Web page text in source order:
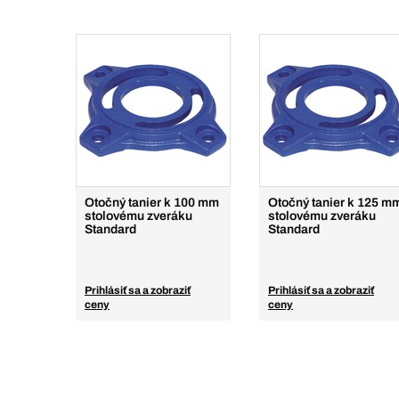
Otočný tanier k 100 mm
stolovému zveráku
Standard
Prihlásiť sa a zobraziť
ceny
Otočný tanier k 125
stolovému zveráku
Standard
Prihlásiť sa a zobraziť
ceny